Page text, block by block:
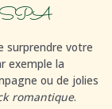
SPA
surprendre votre
exemple la
ou de jolies
romantique.